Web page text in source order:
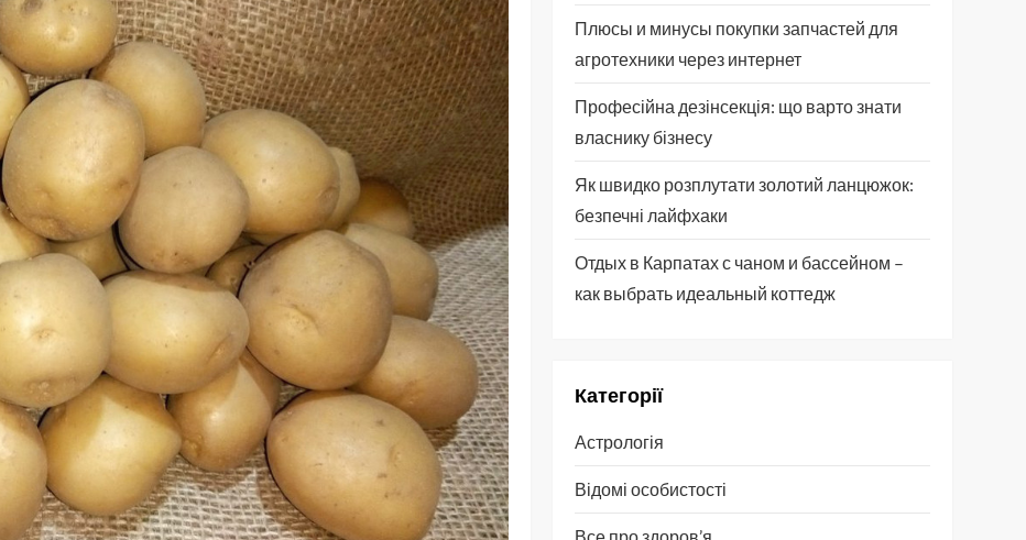
Плюсы и минусы покупки запчастей для
агротехники через интернет
Професійна дезінсекція: що варто знати
власнику бізнесу
Як швидко розплутати золотий ланцюжок:
безпечні лайфхаки
Отдых в Карпатах с чаном и бассейном –
как выбрать идеальный коттедж
Категорії
Астрологія
Відомі особистості